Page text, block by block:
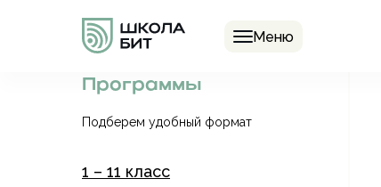
Меню
Подберем удобный формат
Программы
1 – 11 класс